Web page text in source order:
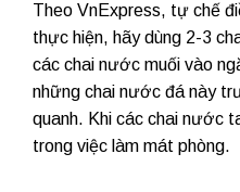
Theo VnExpress, tự chế
thực hiện, hãy dùng 2-3
các chai nước muối vào
những chai nước đá này
quanh. Khi các chai nước
trong việc làm mát phòng.